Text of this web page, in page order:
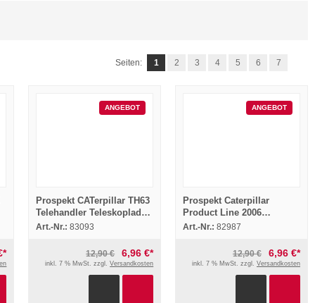
Seiten: 1 2 3 4 5 6 7
ANGEBOT
Prospekt CATerpillar TH63
Telehandler Teleskoplader
von 1995
Art.-Nr.: 83093
12,90 € 6,96 €*
inkl. 7 % MwSt. zzgl.Versandkosten
ANGEBOT
Prospekt Caterpillar
Product Line 2006
Machines Engines Work
Art.-Nr.: 82987
12,90 € 6,96 €*
inkl. 7 % MwSt. zzgl. Versandkosten